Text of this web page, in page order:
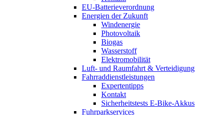
EU-Batterieverordnung
Energien der Zukunft
Windenergie
Photovoltaik
Biogas
Wasserstoff
Elektromobilität
Luft- und Raumfahrt & Verteidigung
Fahrraddienstleistungen
Expertentipps
Kontakt
Sicherheitstests E-Bike-Akkus
Fuhrparkservices